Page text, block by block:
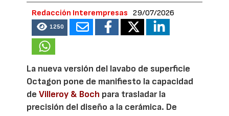
Redacción Interempresas 29/07/2026
1250
La nueva versión del lavabo de superficie
Octagon pone de manifiesto la capacidad
deVilleroy & Boch para trasladar la
precisión del diseño a la cerámica. De